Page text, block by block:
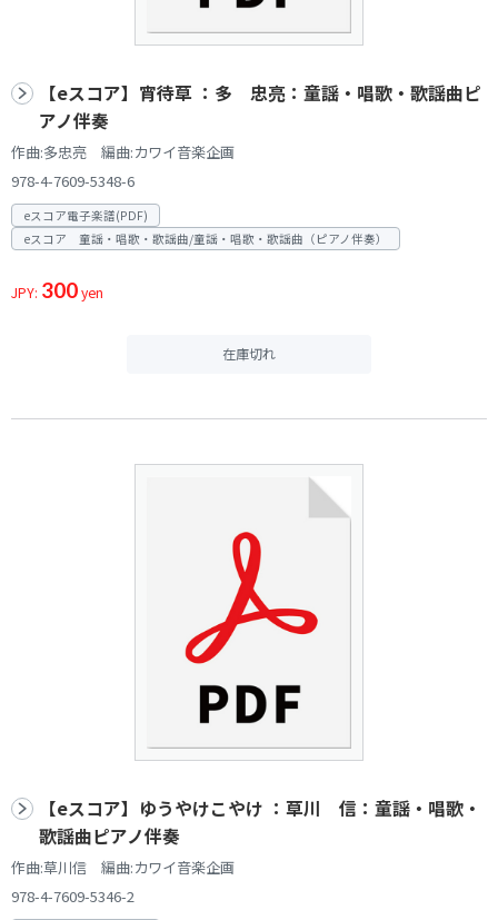
【eスコア】宵待草 ：多 忠亮：童謡・唱歌・歌謡曲ピ
アノ伴奏
作曲:多忠亮 編曲:カワイ音楽企画
978-4-7609-5348-6
eスコア電子楽譜(PDF)
eスコア 童謡・唱歌・歌謡曲/童謡・唱歌・歌謡曲（ピアノ伴奏）
JPY: 300yen
在庫切れ
【eスコア】ゆうやけこやけ ：草川 信：童謡・唱歌・
歌謡曲ピアノ伴奏
作曲:草川信 編曲:カワイ音楽企画
978-4-7609-5346-2